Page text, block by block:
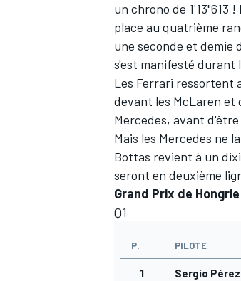
AUTRES CHAMPIONNATS
un chrono de 1'13"613
place au quatrième
une seconde et demie
s'est manifesté durant
Les Ferrari ressortent
devant les McLaren et
Mercedes, avant
Mais les Mercedes ne
Bottas revient à un
seront en deuxième
Grand Prix de
Q1
P. PILOTE
1 Sergio Pérez